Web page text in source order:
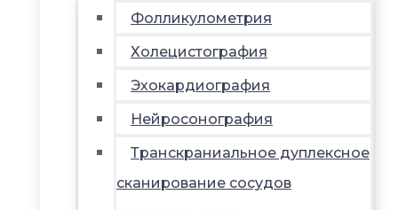
Фолликулометрия
Холецистография
Эхокардиография
Нейросонография
Транскраниальное дуплексное
сканирование сосудов